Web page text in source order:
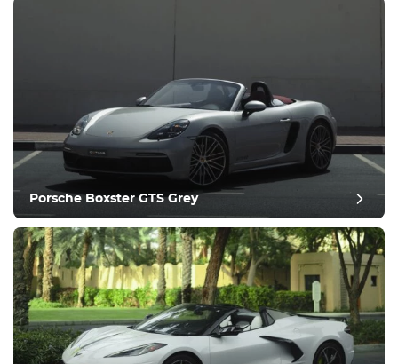
Porsche Boxster GTS Grey